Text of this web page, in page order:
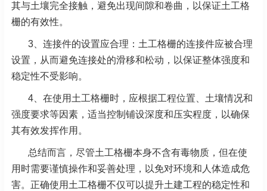
其与土壤完全接触，避免出现间隙和卷曲，以保证土工格
栅的有效性。
3、连接件的设置应合理：土工格栅的连接件应被合理
设置，从而避免连接处的滑移和松动，以保证整体强度和
稳定性不受影响。
4、在使用土工格栅时，应根据工程位置、土壤情况和
强度要求等因素，适当控制铺设深度和压实程度，以确保
其有效发挥作用。
总结而言，尽管土工格栅本身不含有毒物质，但在使
用时需要谨慎操作和妥善处理，以免对环境和人体造成危
害。正确使用土工格栅不仅可以提升土建工程的稳定性和